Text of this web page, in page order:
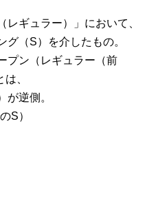
レギュラー）」において、
（S）を介したもの。
プン（レギュラー（前
、
が逆側。
S）